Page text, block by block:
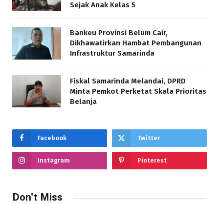
Sejak Anak Kelas 5
Bankeu Provinsi Belum Cair,
Dikhawatirkan Hambat Pembangunan
Infrastruktur Samarinda
Fiskal Samarinda Melandai, DPRD
Minta Pemkot Perketat Skala Prioritas
Belanja
Facebook Twitter
Instagram Pinterest
Don't Miss